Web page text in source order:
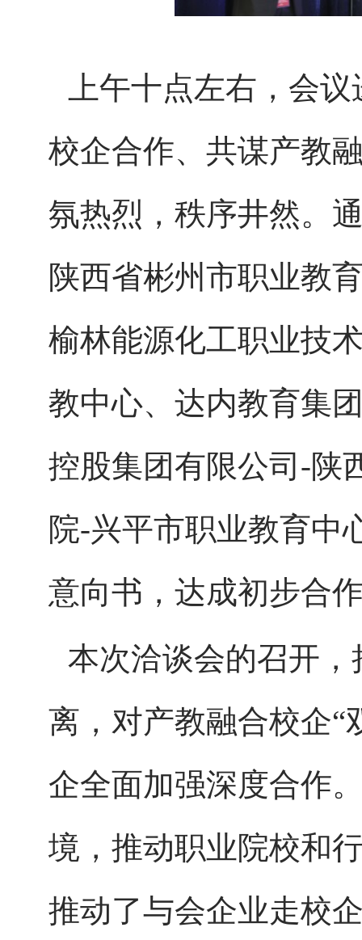
上午十点左右，会
校企合作、共谋产教
氛热烈，秩序井然。
陕西省彬州市职业教
榆林能源化工职业技
教中心、达内教育集
控股集团有限公司-陕
院-兴平市职业教育中
意向书，达成初步合
本次洽谈会的召开
离，对产教融合校企“
企全面加强深度合作
境，推动职业院校和
推动了与会企业走校